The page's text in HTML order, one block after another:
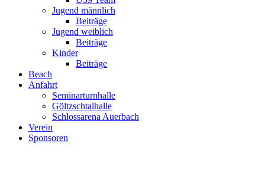
Jugend männlich
Beiträge
Jugend weiblich
Beiträge
Kinder
Beiträge
Beach
Anfahrt
Seminarturnhalle
Göltzschtalhalle
Schlossarena Auerbach
Verein
Sponsoren